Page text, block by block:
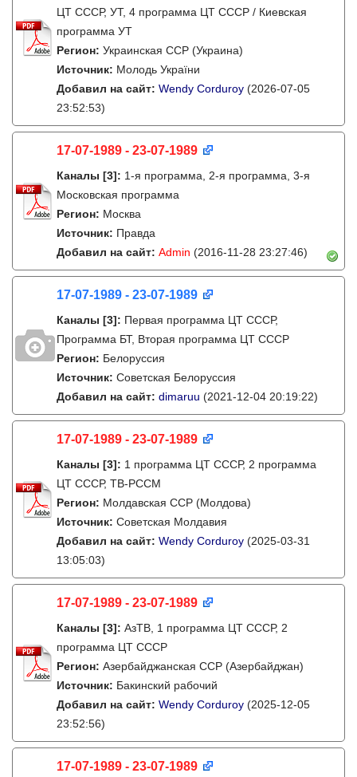
ЦТ СССР, УТ, 4 программа ЦТ СССР / Киевская
программа УТ
Регион: Украинская ССР (Украина)
Источник: Молодь України
Добавил на сайт: Wendy Corduroy (2026-07-05
23:52:53)
17-07-1989 - 23-07-1989
Каналы [3]: 1-я программа, 2-я программа, 3-я
Московская программа
Регион: Москва
Источник: Правда
Добавил на сайт: Admin (2016-11-28 23:27:46)
17-07-1989 - 23-07-1989
Каналы [3]: Первая программа ЦТ СССР,
Программа БТ, Вторая программа ЦТ СССР
Регион: Белоруссия
Источник: Советская Белоруссия
Добавил на сайт: dimaruu (2021-12-04 20:19:22)
17-07-1989 - 23-07-1989
Каналы [3]: 1 программа ЦТ СССР, 2 программа
ЦТ СССР, ТВ-РССМ
Регион: Молдавская ССР (Молдова)
Источник: Советская Молдавия
Добавил на сайт: Wendy Corduroy (2025-03-31
13:05:03)
17-07-1989 - 23-07-1989
Каналы [3]: АзТВ, 1 программа ЦТ СССР, 2
программа ЦТ СССР
Регион: Азербайджанская ССР (Азербайджан)
Источник: Бакинский рабочий
Добавил на сайт: Wendy Corduroy (2025-12-05
23:52:56)
17-07-1989 - 23-07-1989